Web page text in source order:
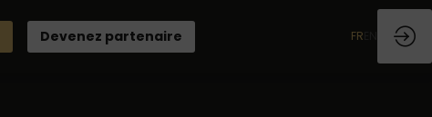
Devenez partenaire FR